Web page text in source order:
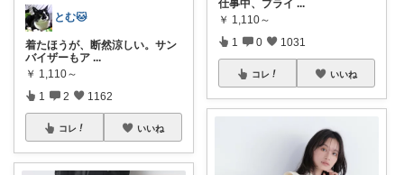
とむ🐱
​着たほうが、断然涼しい。サン
バイザーもア ...
￥ 1,110～
1 2 1162
コレ いいね
仕事中、プライ ...
￥ 1,110～
1 0 1031
コレ いいね